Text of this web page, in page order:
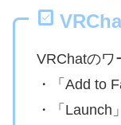
VRChatのワ
・「Add to
・「Launch